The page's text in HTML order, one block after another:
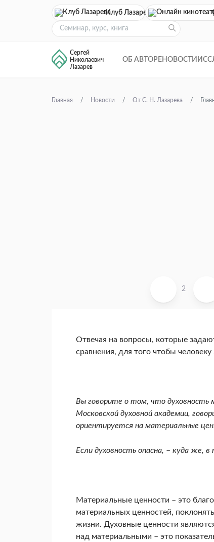
Клуб Лазарева
Сергей
Николаевич
Лазарев
ОБ АВТОРЕ НОВОСТИ
Главная Новости От С. Н. Лазарева
2
Отвечая на вопросы, которые
сравнения, для того чтобы
Вы говорите о том, что духовность
Московской духовной академии,
ориентируется на материальные
Если духовность опасна, – куда же, в
Материальные ценности – это
материальных ценностей,
жизни. Духовные ценности
над материальными – это